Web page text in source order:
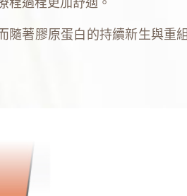
程過程更加舒適。
隨著膠原蛋白的持續新生與重